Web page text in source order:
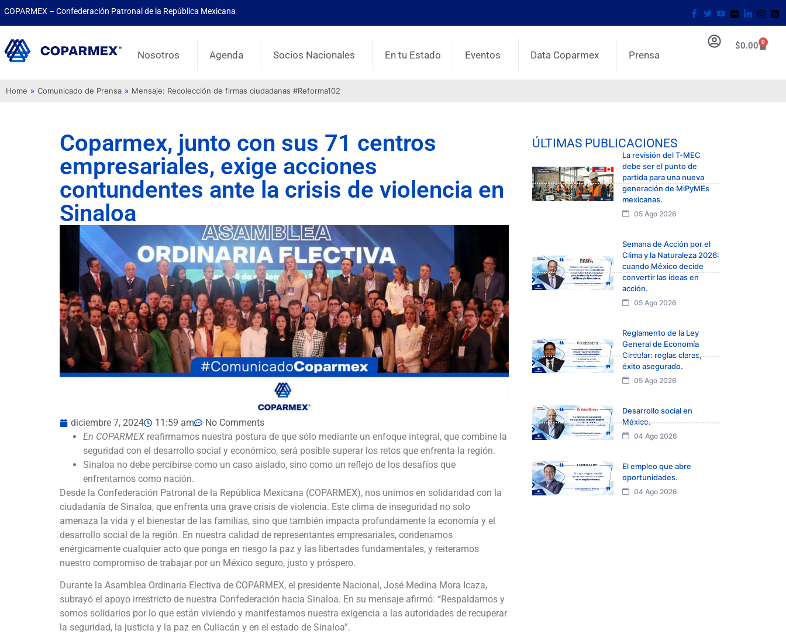
COPARMEX – Confederación Patronal de la República Mexicana
Nosotros Agenda Socios Nacionales En tu Estado Eventos Data Coparmex Prensa
$0.00 0
Home » Comunicado de Prensa » Mensaje: Recolección de firmas ciudadanas #Reforma102
Coparmex, junto con sus 71 centros
empresariales, exige acciones
contundentes ante la crisis de violencia en
Sinaloa
diciembre 7, 2024 11:59 am
No Comments
En COPARMEX reafirmamos nuestra postura de que sólo mediante un enfoque integral, que combine la
seguridad con el desarrollo social y económico, será posible superar los retos que enfrenta la región.
Sinaloa no debe percibirse como un caso aislado, sino como un reflejo de los desafíos que
enfrentamos como nación.
Desde la Confederación Patronal de la República Mexicana (COPARMEX), nos unimos en solidaridad con la
ciudadanía de Sinaloa, que enfrenta una grave crisis de violencia. Este clima de inseguridad no solo
amenaza la vida y el bienestar de las familias, sino que también impacta profundamente la economía y el
desarrollo social de la región. En nuestra calidad de representantes empresariales, condenamos
enérgicamente cualquier acto que ponga en riesgo la paz y las libertades fundamentales, y reiteramos
nuestro compromiso de trabajar por un México seguro, justo y próspero.
Durante la Asamblea Ordinaria Electiva de COPARMEX, el presidente Nacional, José Medina Mora Icaza,
subrayó el apoyo irrestricto de nuestra Confederación hacia Sinaloa. En su mensaje afirmó: “Respaldamos y
somos solidarios por lo que están viviendo y manifestamos nuestra exigencia a las autoridades de recuperar
la seguridad, la justicia y la paz en Culiacán y en el estado de Sinaloa”.
ÚLTIMAS PUBLICACIONES
La revisión del T-MEC
debe ser el punto de
partida para una nueva
generación de MiPyMEs
mexicanas.
05 Ago 2026
Semana de Acción por el
Clima y la Naturaleza 2026:
cuando México decide
convertir las ideas en
acción.
05 Ago 2026
Reglamento de la Ley
General de Economía
Circular: reglas claras,
éxito asegurado.
05 Ago 2026
Desarrollo social en
México.
04 Ago 2026
El empleo que abre
oportunidades.
04 Ago 2026